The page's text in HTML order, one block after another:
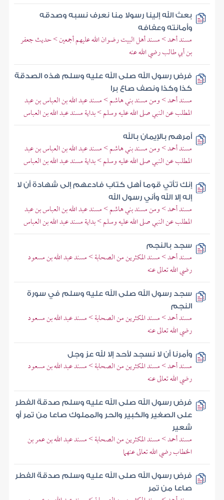
بعث الله إلينا رسولا منا نعرف نسبه وصدقه
وأمانته وعفافه
مسند أحمد > مسند أهل البيت رضوان الله عليهم أجمعين > حديث جعفر
بن أبي طالب رضي الله عنه
فرض رسول الله صلى الله عليه وسلم هذه الصدقة
كذا وكذا ونصف صاع برا
مسند أحمد > ومن مسند بني هاشم > مسند عبد الله بن العباس بن عبد
المطلب عن النبي صلى الله عليه وسلم > بداية مسند عبد الله بن العباس
أمرهم بالإيمان بالله
مسند أحمد > ومن مسند بني هاشم > مسند عبد الله بن العباس بن عبد
المطلب عن النبي صلى الله عليه وسلم > بداية مسند عبد الله بن العباس
إنك تأتي قوما أهل كتاب فادعهم إلى شهادة أن لا
إله إلا الله وأني رسول الله
مسند أحمد > ومن مسند بني هاشم > مسند عبد الله بن العباس بن عبد
المطلب عن النبي صلى الله عليه وسلم > بداية مسند عبد الله بن العباس
سجد بالنجم
مسند أحمد > مسند المكثرين من الصحابة > مسند عبد الله بن مسعود
رضي الله تعالى عنه
سجد رسول الله صلى الله عليه وسلم في سورة
النجم
مسند أحمد > مسند المكثرين من الصحابة > مسند عبد الله بن مسعود
رضي الله تعالى عنه
وأمرنا أن لا نسجد لأحد إلا لله عز وجل
مسند أحمد > مسند المكثرين من الصحابة > مسند عبد الله بن مسعود
رضي الله تعالى عنه
فرض رسول الله صلى الله عليه وسلم صدقة الفطر
على الصغير والكبير والحر والمملوك صاعا من تمر أو
شعير
مسند أحمد > مسند المكثرين من الصحابة > مسند عبد الله بن عمر بن
الخطاب رضي الله تعالى عنهما
فرض رسول الله صلى الله عليه وسلم صدقة الفطر
صاعا من تمر